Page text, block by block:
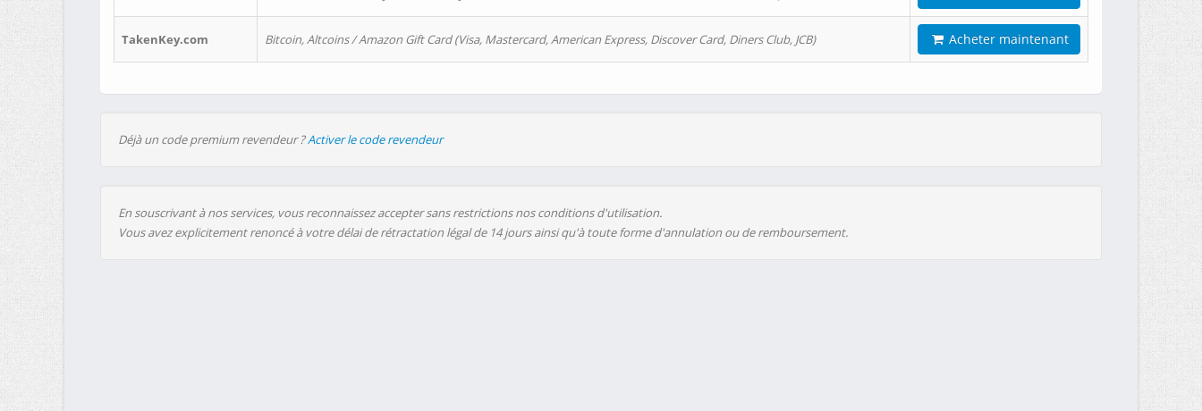
TakenKey.com Bitcoin, Altcoins / Amazon Gift Card (Visa, Mastercard, American Express, Discover Card, Diners Club, JCB) Acheter maintenant
Déjà un code premium revendeur ?Activer le code revendeur
En souscrivant à nos services, vous reconnaissez accepter sans restrictions nos conditions d'utilisation.
Vous avez explicitement renoncé à votre délai de rétractation légal de 14 jours ainsi qu'à toute forme d'annulation ou de remboursement.